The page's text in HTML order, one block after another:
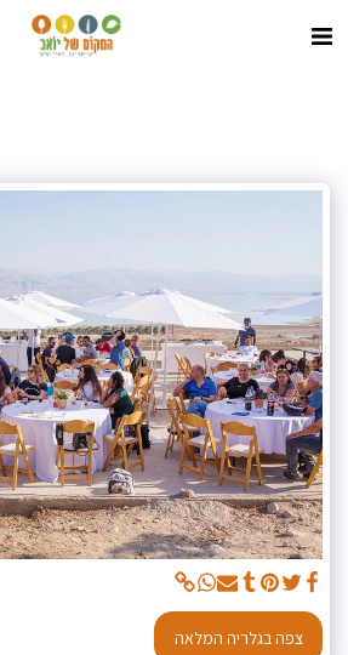
צפה בגלריה המלאה